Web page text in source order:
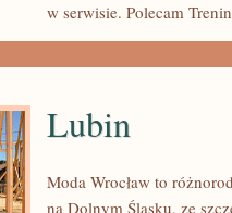
w serwisie. Polecam
Lubin
Moda Wrocław to
na Dolnym Śląsku, ze